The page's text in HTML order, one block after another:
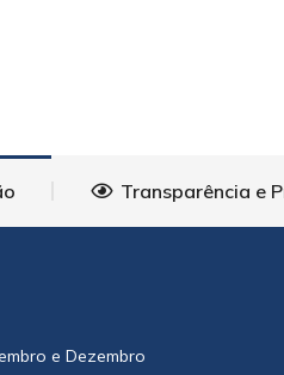
Transparência e
e Dezembro